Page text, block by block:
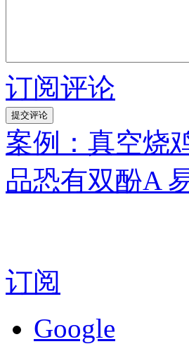
订阅评论
案例：真空烧
品恐有双酚A
订阅
Google